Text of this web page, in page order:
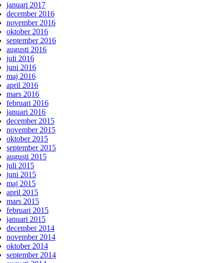
januari 2017
december 2016
november 2016
oktober 2016
september 2016
augusti 2016
juli 2016
juni 2016
maj 2016
april 2016
mars 2016
februari 2016
januari 2016
december 2015
november 2015
oktober 2015
september 2015
augusti 2015
juli 2015
juni 2015
maj 2015
april 2015
mars 2015
februari 2015
januari 2015
december 2014
november 2014
oktober 2014
september 2014